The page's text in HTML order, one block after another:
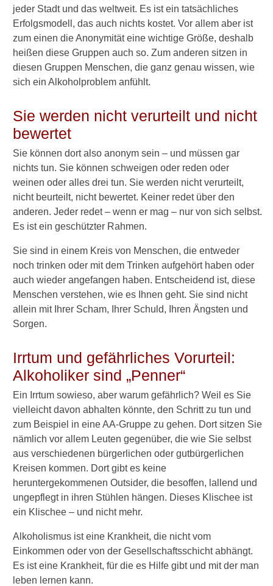
jeder Stadt und das weltweit. Es ist ein tatsächliches
Erfolgsmodell, das auch nichts kostet. Vor allem aber ist
zum einen die Anonymität eine wichtige Größe, deshalb
heißen diese Gruppen auch so. Zum anderen sitzen in
diesen Gruppen Menschen, die ganz genau wissen, wie
sich ein Alkoholproblem anfühlt.
Sie werden nicht verurteilt und nicht
bewertet
Sie können dort also anonym sein – und müssen gar
nichts tun. Sie können schweigen oder reden oder
weinen oder alles drei tun. Sie werden nicht verurteilt,
nicht beurteilt, nicht bewertet. Keiner redet über den
anderen. Jeder redet – wenn er mag – nur von sich selbst.
Es ist ein geschützter Rahmen.
Sie sind in einem Kreis von Menschen, die entweder
noch trinken oder mit dem Trinken aufgehört haben oder
auch wieder angefangen haben. Entscheidend ist, diese
Menschen verstehen, wie es Ihnen geht. Sie sind nicht
allein mit Ihrer Scham, Ihrer Schuld, Ihren Ängsten und
Sorgen.
Irrtum und gefährliches Vorurteil:
Alkoholiker sind „Penner“
Ein Irrtum sowieso, aber warum gefährlich? Weil es Sie
vielleicht davon abhalten könnte, den Schritt zu tun und
zum Beispiel in eine AA-Gruppe zu gehen. Dort sitzen Sie
nämlich vor allem Leuten gegenüber, die wie Sie selbst
aus verschiedenen bürgerlichen oder gutbürgerlichen
Kreisen kommen. Dort gibt es keine
heruntergekommenen Outsider, die besoffen, lallend und
ungepflegt in ihren Stühlen hängen. Dieses Klischee ist
ein Klischee – und nicht mehr.
Alkoholismus ist eine Krankheit, die nicht vom
Einkommen oder von der Gesellschaftsschicht abhängt.
Es ist eine Krankheit, für die es Hilfe gibt und mit der man
leben lernen kann.